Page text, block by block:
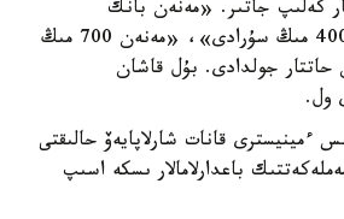
كەلىپ جاتىر. «مەنەن بانك
مەنەدجەرى 1 ميلليون 400 مىڭ سۇرادى»، «مەنەن 700 مىڭ
جولدادى. بۇل قاشان
ول.
ءمينيسترى قانات شارلاپايەۆ حالىقتى
باعدارلامالار ىسكە اسىپ